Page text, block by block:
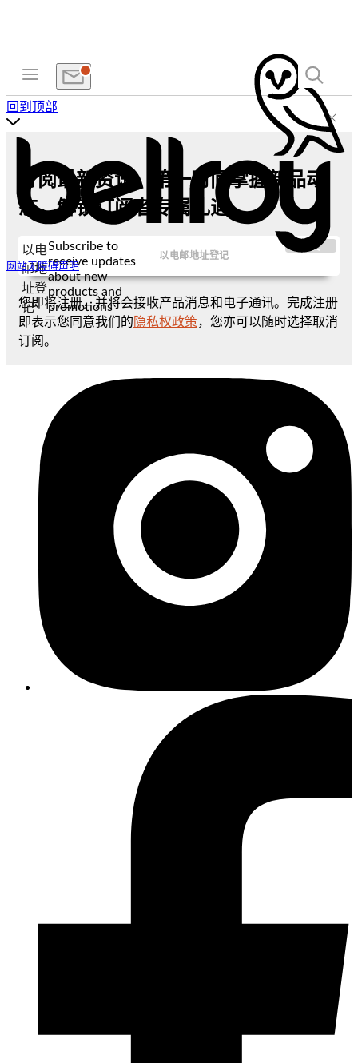
网站无障碍声明
回到顶部
订阅最新资讯，第一时间掌握新品动
态，解锁订阅者专属礼遇
以电
邮地
址登
记
Subscribe to
receive updates
about new
products and
promotions
提交
您即将注册，并将会接收产品消息和电子通讯。完成注册
即表示您同意我们的 隐私权政策，您亦可以随时选择取消
订阅。